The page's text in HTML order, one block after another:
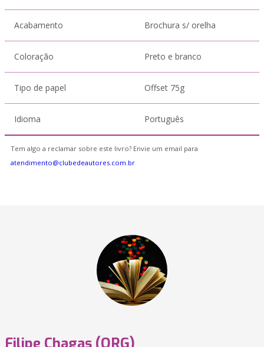
Acabamento Brochura s/ orelha
Coloração Preto e branco
Tipo de papel Offset 75g
Idioma Português
Tem algo a reclamar sobre este livro? Envie um email para
atendimento@clubedeautores.com.br